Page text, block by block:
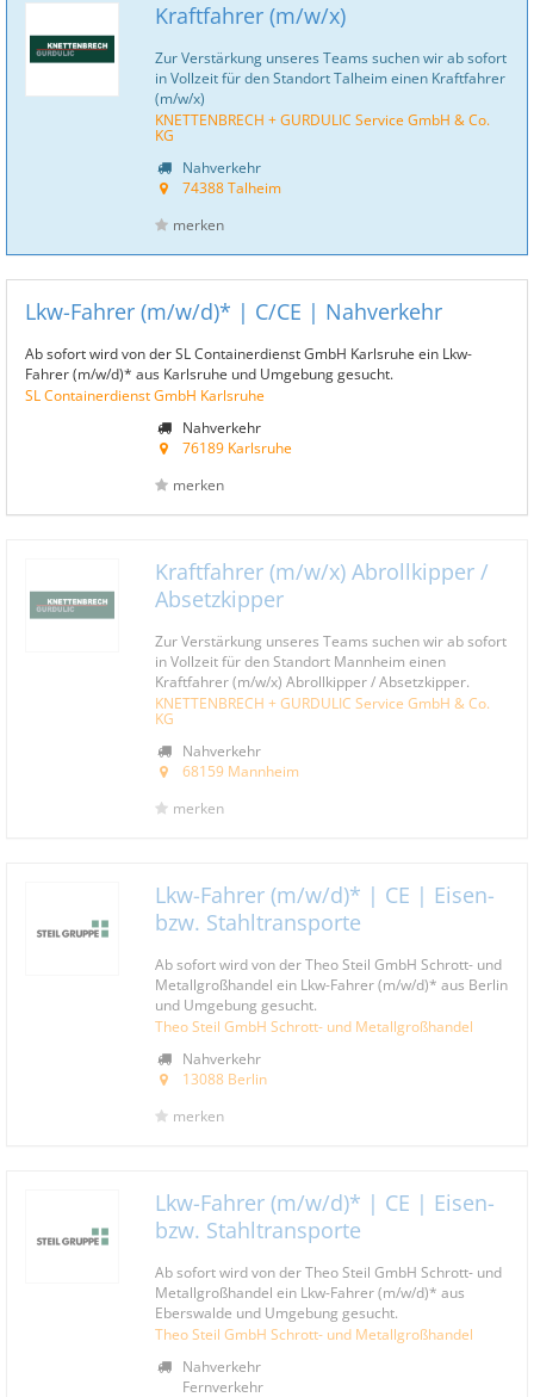
Kraftfahrer (m/w/x)
Zur Verstärkung unseres Teams suchen wir ab sofort
in Vollzeit für den Standort Talheim einen Kraftfahrer
(m/w/x)
KNETTENBRECH + GURDULIC Service GmbH & Co.
KG
Nahverkehr
74388 Talheim
merken
Lkw-Fahrer (m/w/d)* | C/CE | Nahverkehr
Ab sofort wird von der SL Containerdienst GmbH Karlsruhe ein Lkw-
Fahrer (m/w/d)* aus Karlsruhe und Umgebung gesucht.
SL Containerdienst GmbH Karlsruhe
Nahverkehr
76189 Karlsruhe
merken
Kraftfahrer (m/w/x) Abrollkipper /
Absetzkipper
Zur Verstärkung unseres Teams suchen wir ab sofort
in Vollzeit für den Standort Mannheim einen
Kraftfahrer (m/w/x) Abrollkipper / Absetzkipper.
KNETTENBRECH + GURDULIC Service GmbH & Co.
KG
Nahverkehr
68159 Mannheim
merken
Lkw-Fahrer (m/w/d)* | CE | Eisen-
bzw. Stahltransporte
Ab sofort wird von der Theo Steil GmbH Schrott- und
Metallgroßhandel ein Lkw-Fahrer (m/w/d)* aus Berlin
und Umgebung gesucht.
Theo Steil GmbH Schrott- und Metallgroßhandel
Nahverkehr
13088 Berlin
merken
Lkw-Fahrer (m/w/d)* | CE | Eisen-
bzw. Stahltransporte
Ab sofort wird von der Theo Steil GmbH Schrott- und
Metallgroßhandel ein Lkw-Fahrer (m/w/d)* aus
Eberswalde und Umgebung gesucht.
Theo Steil GmbH Schrott- und Metallgroßhandel
Nahverkehr
Fernverkehr